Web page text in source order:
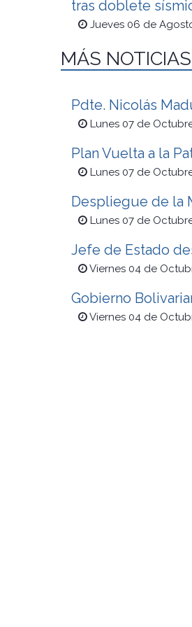
tras doblete
Jueves 06 de
MÁS NOTICIAS
Pdte. Nicolás
Lunes 07 de
Plan Vuelta a la
Lunes 07 de
Despliegue de la
Lunes 07 de
Jefe de Estado
Viernes 04 de
Gobierno
Viernes 04 de